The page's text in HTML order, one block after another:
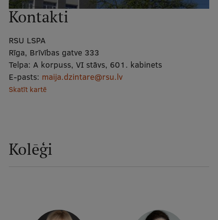
Studentu dzīve
Studiju norises vietas
Fakultātes
Mūsu cilvēki
Stratēģija
Identitāte
Kontakti
RSU LSPA
Rīga, Brīvības gatve 333
Telpa: A korpuss, VI stāvs, 601. kabinets
E-pasts: maija.dzintare@rsu.lv
Skatīt kartē
Kolēģi